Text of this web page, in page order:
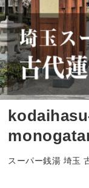
スーパー銭湯 埼玉